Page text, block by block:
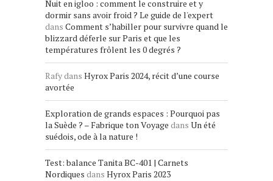
Nuit en igloo : comment le construire et y
dormir sans avoir froid ? Le guide de l'expert
dans Comment s’habiller pour survivre quand le
blizzard déferle sur Paris et que les
températures frôlent les 0 degrés ?
Rafydans Hyrox Paris 2024, récit d’une course
avortée
Exploration de grands espaces : Pourquoi pas
la Suède ? – Fabrique ton Voyage dans Un été
suédois, ode à la nature !
Test: balance Tanita BC-401 | Carnets
Nordiques dans Hyrox Paris 2023